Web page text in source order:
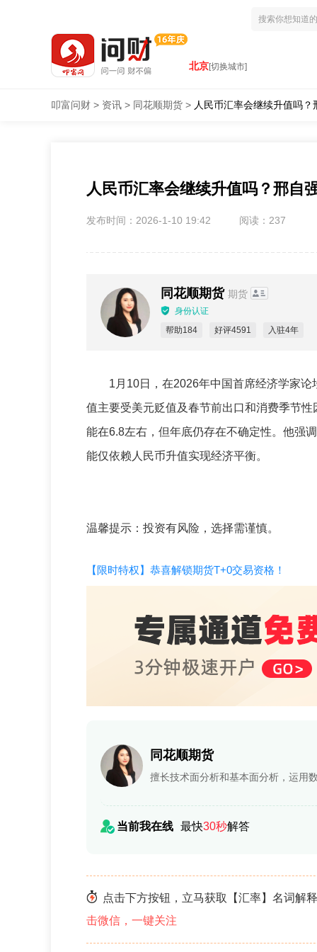
北京[切换城市]
叩富问财 > 资讯 > 同花顺期货 > 人民币汇率会继续升值吗？
人民币汇率会继续升值吗？邢自
发布时间：2026-1-10 19:42 阅读：237
同花顺期货 期货
身份认证
帮助184
好评4591 入驻4年
1月10日，在2026年中国首席经济学家论
值主要受美元贬值及春节前出口和消费季节
能在6.8左右，但年底仍存在不确定性。他强
能仅依赖人民币升值实现经济平衡。
温馨提示：投资有风险，选择需谨慎。
【限时特权】恭喜解锁期货T+0交易资格！
同花顺期货
擅长技术面分析和基本面分析，运用
当前我在线 最快30秒解答
点击下方按钮，立马获取【汇率】名词解
击微信，一键关注